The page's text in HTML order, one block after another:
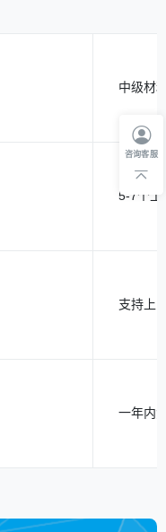
中级材
5-7个工
支持上
一年内
咨询客服